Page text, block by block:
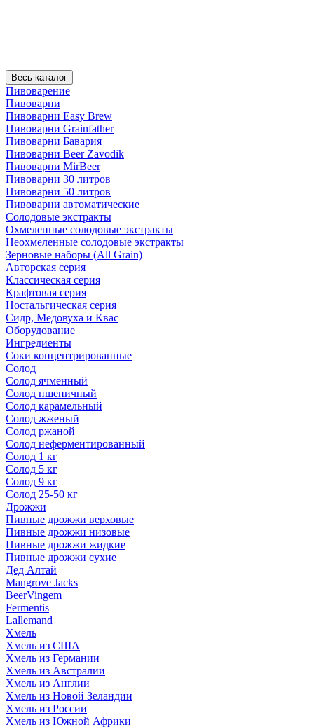
Весь каталог
Пивоварение
Пивоварни
Пивоварни Easy Brew
Пивоварни Grainfather
Пивоварни Бавария
Пивоварни Beer Zavodik
Пивоварни MirBeer
Пивоварни 30 литров
Пивоварни 50 литров
Пивоварни автоматические
Солодовые экстракты
Охмеленные солодовые экстракты
Неохмеленные солодовые экстракты
Зерновые наборы (All Grain)
Авторская серия
Классическая серия
Крафтовая серия
Ностальгическая серия
Сидр, Медовуха и Квас
Оборудование
Ингредиенты
Соки концентрированные
Солод
Солод ячменный
Солод пшеничный
Солод карамельный
Солод жженый
Солод ржаной
Солод неферментированный
Солод 1 кг
Солод 5 кг
Солод 9 кг
Солод 25-50 кг
Дрожжи
Пивные дрожжи верховые
Пивные дрожжи низовые
Пивные дрожжи жидкие
Пивные дрожжи сухие
Дед Алтай
Mangrove Jacks
BeerVingem
Fermentis
Lallemand
Хмель
Хмель из США
Хмель из Германии
Хмель из Австралии
Хмель из Англии
Хмель из Новой Зеландии
Хмель из России
Хмель из Южной Африки